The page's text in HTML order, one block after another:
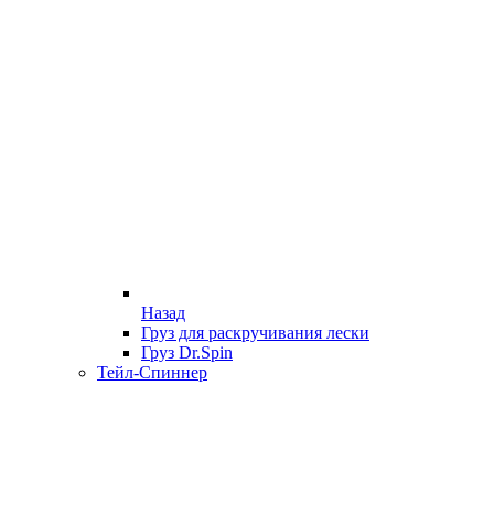
Назад
Груз для раскручивания лески
Груз Dr.Spin
Тейл-Спиннер